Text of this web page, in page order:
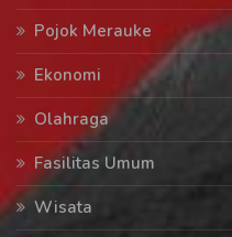
Pojok Merauke
Ekonomi
Olahraga
Fasilitas Umum
Wisata